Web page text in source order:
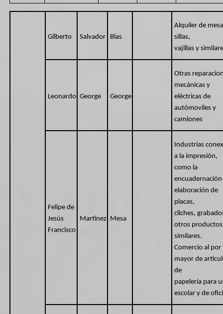
Gilberto Salvador Blas
Alquiler de
sillas,
vajillas y
Leonardo George George
Otras
mecánicas y
eléctricas de
autómoviles y
camiones
Felipe de
Jesús
Francisco
Martínez Mesa
Industrias
a la impresión,
como la
encuadernación
elaboración de
placas,
cliches,
otros productos
similares.
Comercio al por
mayor de
de
papelería para
escolar y de